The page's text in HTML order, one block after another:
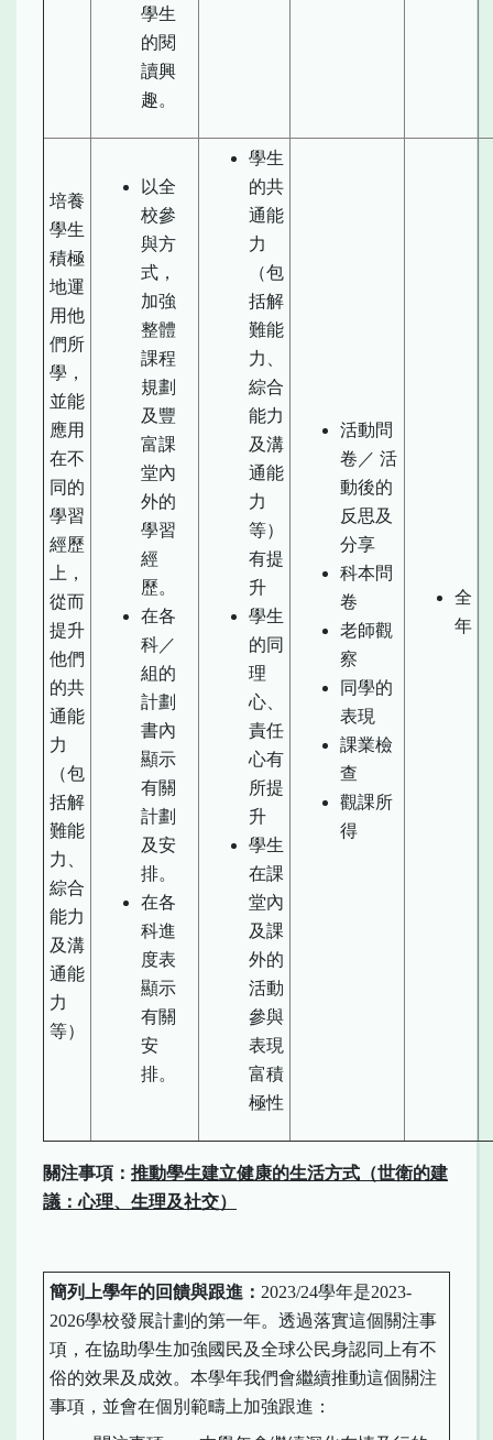
學生
的閱
讀興
趣。
培養
學生
積極
地運
用他
們所
學，
並能
應用
在不
同的
學習
經歷
上，
從而
提升
他們
的共
通能
力
（包
括解
難能
力、
綜合
能力
及溝
通能
力
等）
以全
校參
與方
式，
加強
整體
課程
規劃
及豐
富課
堂內
外的
學習
經
歷。
在各
科／
組的
計劃
書內
顯示
有關
計劃
及安
排。
在各
科進
度表
顯示
有關
安
排。
學生
的共
通能
力
（包
括解
難能
力、
綜合
能力
及溝
通能
力
等）
有提
升
學生
的同
理
心、
責任
心有
所提
升
學生
在課
堂內
及課
外的
活動
參與
表現
富積
極性
活動問
卷／ 活
動後的
反思及
分享
科本問
卷
老師觀
察
同學的
表現
課業檢
查
觀課所
得
全
年
關注事項： 推動學生建立健康的生活方式（世衛的建
議：心理、生理及社交）
簡列上學年的回饋與跟進 ： 2023/24學年是2023-
2026學校發展計劃的第一年。透過落實這個關注事
項，在協助學生加強國民及全球公民身認同上有不
俗的效果及成效。本學年我們會繼續推動這個關注
事項，並會在個別範疇上加強跟進：